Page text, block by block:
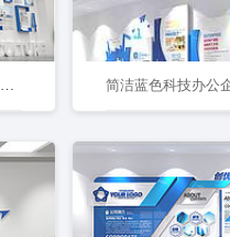
简洁蓝色科技办公